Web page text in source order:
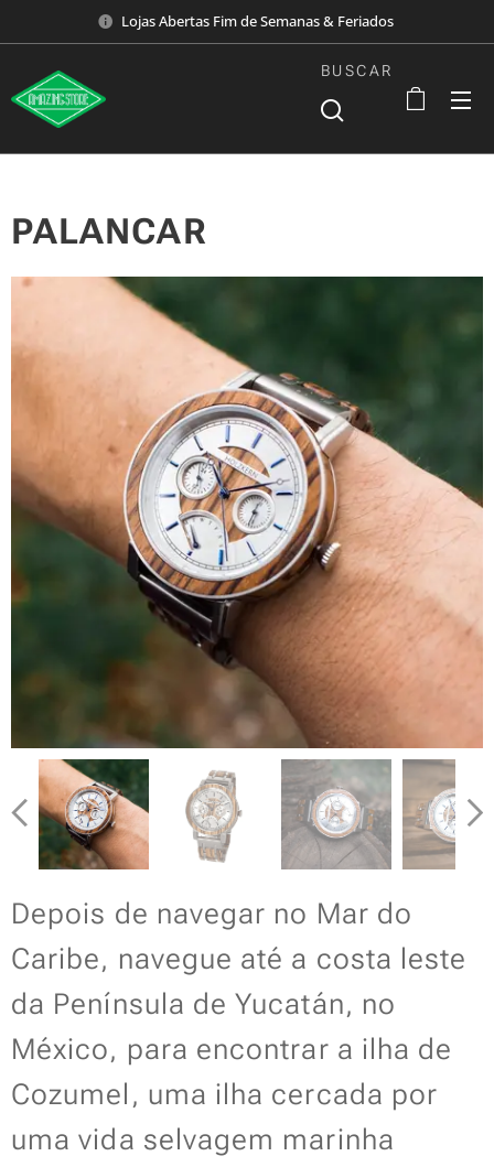
Lojas Abertas Fim de Semanas & Feriados
BUSCAR
PALANCAR
Depois de navegar no Mar do
Caribe, navegue até a costa leste
da Península de Yucatán, no
México, para encontrar a ilha de
Cozumel, uma ilha cercada por
uma vida selvagem marinha